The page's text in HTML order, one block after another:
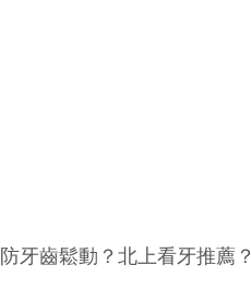
牙齒鬆動？北上看牙推薦？